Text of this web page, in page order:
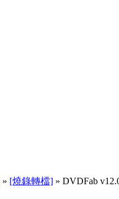
» [燒錄轉檔] » DVDFab